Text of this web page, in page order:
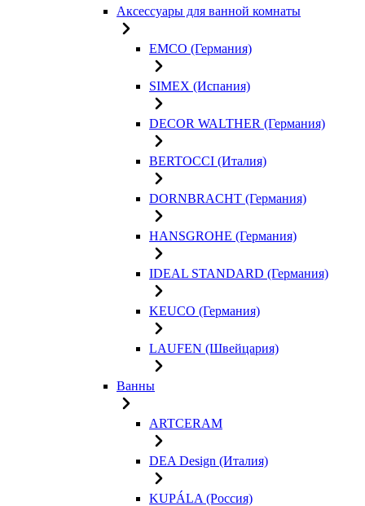
Аксессуары для ванной комнаты
EMCO (Германия)
SIMEX (Испания)
DECOR WALTHER (Германия)
BERTOCCI (Италия)
DORNBRACHT (Германия)
HANSGROHE (Германия)
IDEAL STANDARD (Германия)
KEUCO (Германия)
LAUFEN (Швейцария)
Ванны
ARTCERAM
DEA Design (Италия)
KUPÁLA (Россия)